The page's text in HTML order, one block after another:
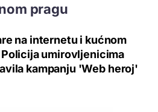
pragu
na internetu i kućnom
umirovljenicima
kampanju 'Web heroj'